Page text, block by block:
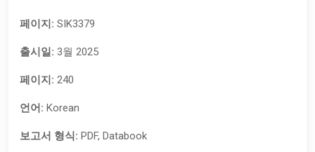
페이지: SIK3379
출시일: 3월 2025
페이지: 240
언어: Korean
보고서 형식: PDF, Databook